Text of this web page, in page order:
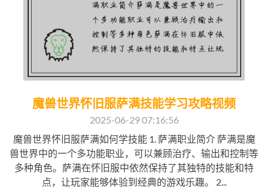
魔兽世界怀旧服萨满技能学习攻略视频
2025-06-29 07:16:56
魔兽世界怀旧服萨满如何学技能 1. 萨满职业简介 萨满是魔
兽世界中的一个多功能职业，可以兼顾治疗、输出和控制等
多种角色。萨满在怀旧服中依然保持了其独特的技能和特
点，让玩家能够体验到经典的游戏乐趣。 2...